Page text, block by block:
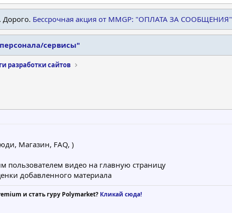
Дорого. Бессрочная акция от MMGP: "ОПЛАТА ЗА СООБЩЕНИЯ"
сервисы"
разработки сайтов
Магазин, FAQ, )
пользователем видео на главную страницу
добавленного материала
и стать гуру Polymarket? Кликай сюда!